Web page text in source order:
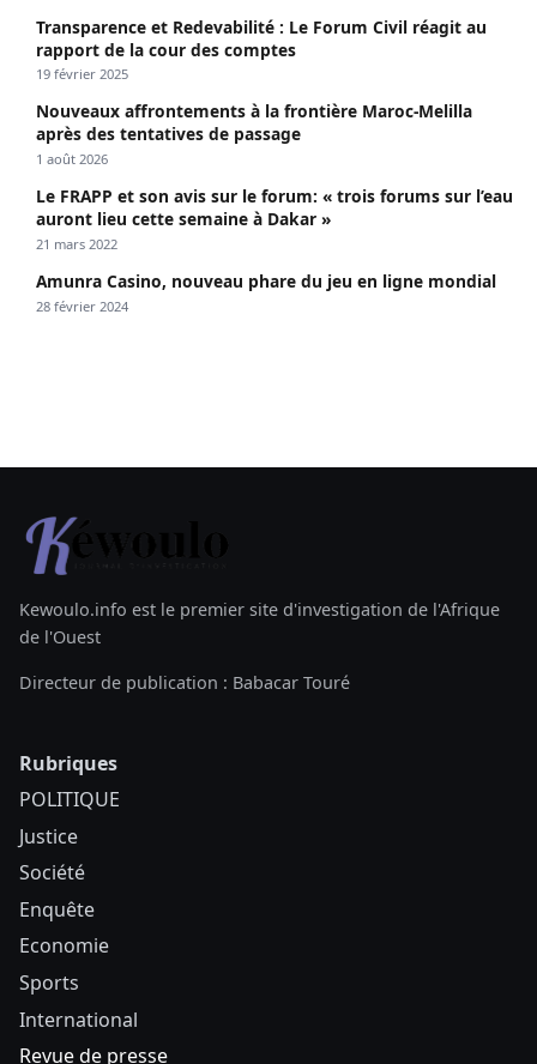
Transparence et Redevabilité : Le Forum Civil réagit au
rapport de la cour des comptes
19 février 2025
Nouveaux affrontements à la frontière Maroc-Melilla
après des tentatives de passage
1 août 2026
Le FRAPP et son avis sur le forum: « trois forums sur l’eau
auront lieu cette semaine à Dakar »
21 mars 2022
Amunra Casino, nouveau phare du jeu en ligne mondial
28 février 2024
Kewoulo.info est le premier site d'investigation de l'Afrique
de l'Ouest
Directeur de publication : Babacar Touré
Rubriques
POLITIQUE
Justice
Société
Enquête
Economie
Sports
International
Revue de presse